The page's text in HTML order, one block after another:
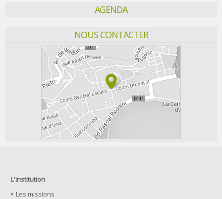
AGENDA
NOUS CONTACTER
L'institution
Les missions